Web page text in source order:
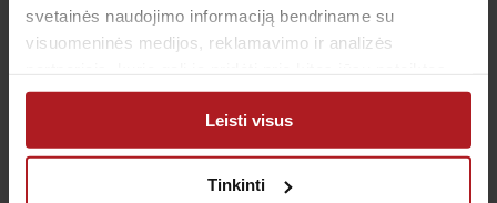
svetainės naudojimo informaciją bendriname su
visuomeninės medijos, reklamavimo ir analizės
arba naudojant paslaugas surinktos informacijos.
Leisti visus
Tinkinti
Sutinku suprivatumo politika